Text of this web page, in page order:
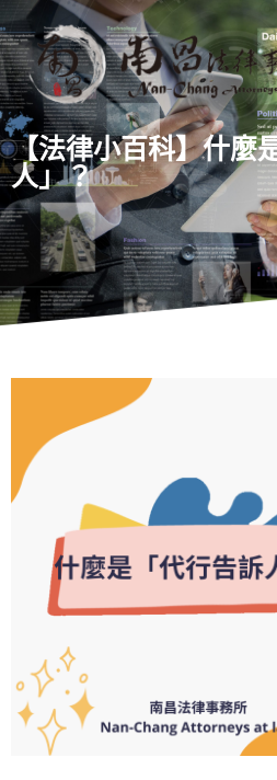
【法律小百科】什麼
人」？